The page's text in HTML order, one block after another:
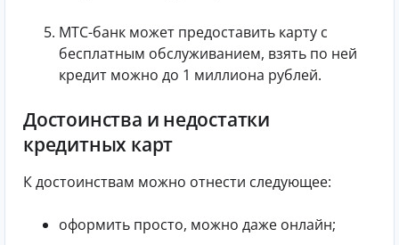
МТС-банк может предоставить карту с
бесплатным обслуживанием, взять по ней
кредит можно до 1 миллиона рублей.
Достоинства и недостатки
кредитных карт
К достоинствам можно отнести следующее:
оформить просто, можно даже онлайн;